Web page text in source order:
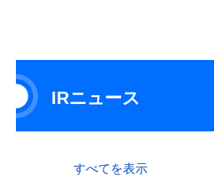
IRニュース
すべてを表示